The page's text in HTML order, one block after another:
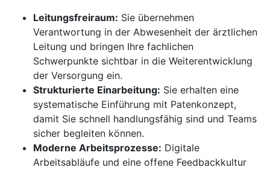
Leitungsfreiraum: Sie übernehmen
Verantwortung in der Abwesenheit der ärztlichen
Leitung und bringen Ihre fachlichen
Schwerpunkte sichtbar in die Weiterentwicklung
der Versorgung ein.
Strukturierte Einarbeitung: Sie erhalten eine
systematische Einführung mit Patenkonzept,
damit Sie schnell handlungsfähig sind und Teams
sicher begleiten können.
Moderne Arbeitsprozesse: Digitale
Arbeitsabläufe und eine offene Feedbackkultur